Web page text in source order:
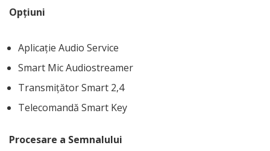
Opțiuni
Aplicație Audio Service
Smart Mic Audiostreamer
Transmițător Smart 2,4
Telecomandă Smart Key
Procesare a Semnalului